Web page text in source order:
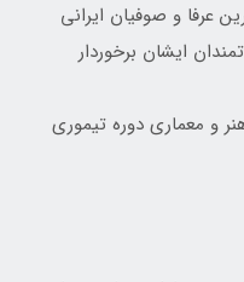
عرفا و صوفیان ایرانی
ایشان برخوردار
و معماری دوره تیموری